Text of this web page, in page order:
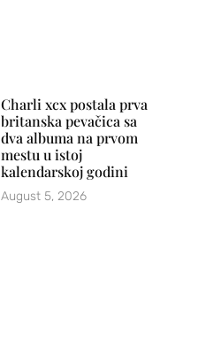
Charli xcx postala prva
britanska pevačica sa
dva albuma na prvom
mestu u istoj
kalendarskoj godini
August 5, 2026